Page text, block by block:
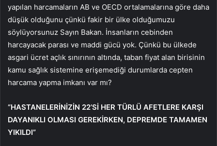
yapılan harcamaların AB ve OECD ortalamalarına göre daha
düşük olduğunu çünkü fakir bir ülke olduğumuzu
söylüyorsunuz Sayın Bakan. İnsanların cebinden
harcayacak parası ve maddi gücü yok. Çünkü bu ülkede
asgari ücret açlık sınırının altında, taban fiyat alan birisinin
kamu sağlık sistemine erişemediği durumlarda cepten
harcama yapma imkanı var mı?
“HASTANELERİNİZİN 22’Sİ HER TÜRLÜ AFETLERE KARŞI
DAYANIKLI OLMASI GEREKİRKEN, DEPREMDE TAMAMEN
YIKILDI”